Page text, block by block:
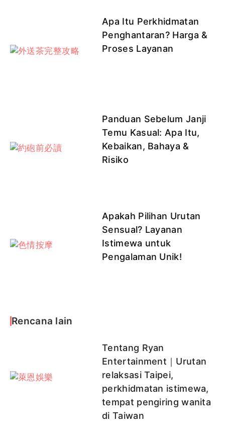
Apa Itu Perkhidmatan
Penghantaran? Harga &
Proses Layanan
Panduan Sebelum Janji
Temu Kasual: Apa Itu,
Kebaikan, Bahaya &
Risiko
Apakah Pilihan Urutan
Sensual? Layanan
Istimewa untuk
Pengalaman Unik!
Rencana lain
Tentang Ryan
Entertainment｜Urutan
relaksasi Taipei,
perkhidmatan istimewa,
tempat pengiring wanita
di Taiwan